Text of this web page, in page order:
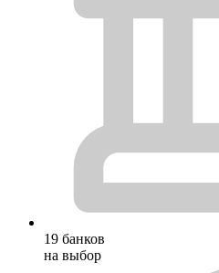
19 банков
на выбор